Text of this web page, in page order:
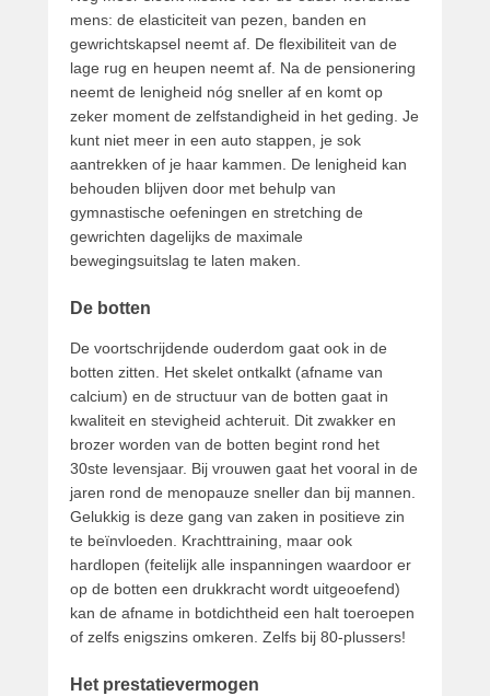
mens: de elasticiteit van pezen, banden en
gewrichtskapsel neemt af. De flexibiliteit van de
lage rug en heupen neemt af. Na de pensionering
neemt de lenigheid nóg sneller af en komt op
zeker moment de zelfstandigheid in het geding. Je
kunt niet meer in een auto stappen, je sok
aantrekken of je haar kammen. De lenigheid kan
behouden blijven door met behulp van
gymnastische oefeningen en stretching de
gewrichten dagelijks de maximale
bewegingsuitslag te laten maken.
De botten
De voortschrijdende ouderdom gaat ook in de
botten zitten. Het skelet ontkalkt (afname van
calcium) en de structuur van de botten gaat in
kwaliteit en stevigheid achteruit. Dit zwakker en
brozer worden van de botten begint rond het
30ste levensjaar. Bij vrouwen gaat het vooral in de
jaren rond de menopauze sneller dan bij mannen.
Gelukkig is deze gang van zaken in positieve zin
te beïnvloeden. Krachttraining, maar ook
hardlopen (feitelijk alle inspanningen waardoor er
op de botten een drukkracht wordt uitgeoefend)
kan de afname in botdichtheid een halt toeroepen
of zelfs enigszins omkeren. Zelfs bij 80-plussers!
Het prestatievermogen